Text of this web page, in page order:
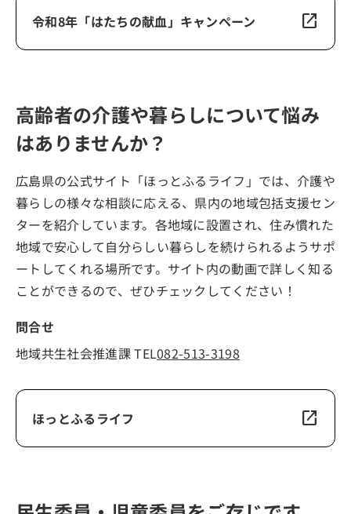
令和8年「はたちの献血」キャンペーン open_in_new
高齢者の介護や暮らしについて悩み
はありませんか？
広島県の公式サイト「ほっとふるライフ」では、介護や
暮らしの様々な相談に応える、県内の地域包括支援セン
ターを紹介しています。各地域に設置され、住み慣れた
地域で安心して自分らしい暮らしを続けられるようサポ
ートしてくれる場所です。サイト内の動画で詳しく知る
ことができるので、ぜひチェックしてください！
問合せ
地域共生社会推進課 TEL082-513-3198
ほっとふるライフ open_in_new